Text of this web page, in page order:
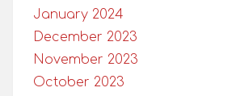
January 2024
December 2023
November 2023
October 2023